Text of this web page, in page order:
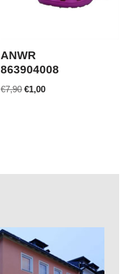
ANWR
863904008
€7,90 €1,00